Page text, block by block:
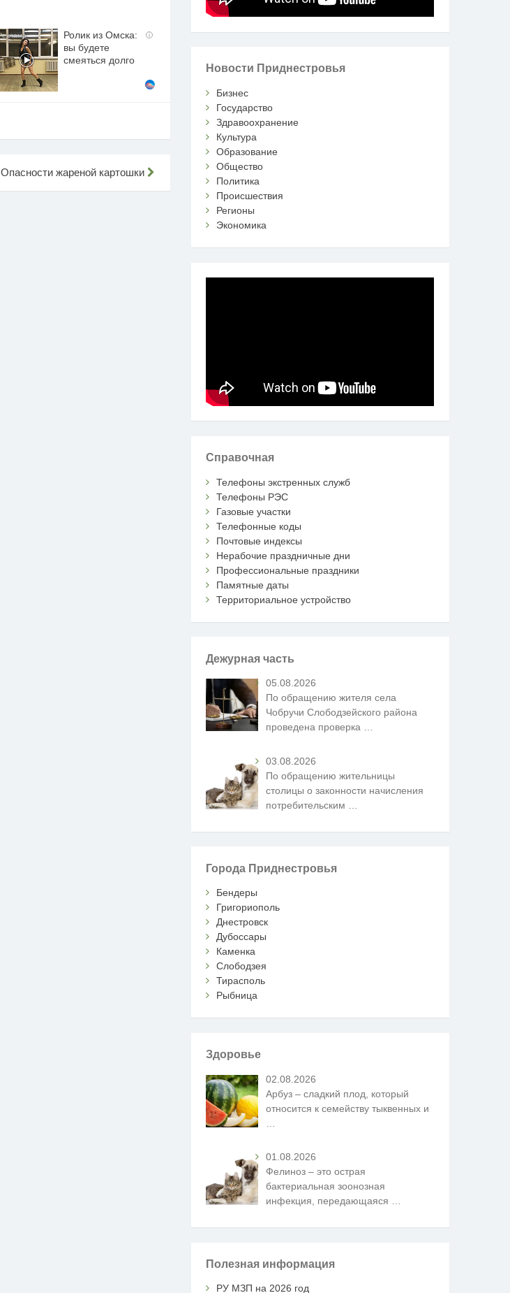
i
Ролик из Омска:
вы будете
смеяться долго
Опасности жареной картошки
Новости Приднестровья
Бизнес
Государство
Здравоохранение
Культура
Образование
Общество
Политика
Происшествия
Регионы
Экономика
Справочная
Телефоны экстренных служб
Телефоны РЭС
Газовые участки
Телефонные коды
Почтовые индексы
Нерабочие праздничные дни
Профессиональные праздники
Памятные даты
Территориальное устройство
Дежурная часть
05.08.2026
По обращению жителя села
Чобручи Слободзейского района
проведена проверка …
03.08.2026
По обращению жительницы
столицы о законности начисления
потребительским
Города Приднестровья
Бендеры
Григориополь
Днестровск
Дубоссары
Каменка
Слободзея
Тирасполь
Рыбница
Здоровье
02.08.2026
Арбуз – сладкий плод, который
относится к семейству тыквенных и
01.08.2026
Фелиноз – это острая
бактериальная зоонозная
инфекция, передающаяся
Полезная информация
РУ МЗП на 2026 год